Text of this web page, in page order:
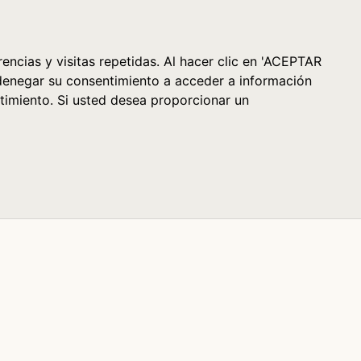
y visitas repetidas. Al hacer clic en 'ACEPTAR
su consentimiento a acceder a información
Si usted desea proporcionar un